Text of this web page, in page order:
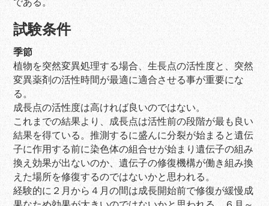
試験条件
季節
植物を突然変異処理する場合、生長点の活性度と、突然
変異薬剤の活性時間が最適に適合させる事が重要にな
る。
成長点の活性度は高ければ良いのではない。
これまでの結果より、成長点は活性前の段階が最も良い
結果を得ている。推測するに盛んに分裂が始まると遺伝
子に作用する前に染色体の組合せが始まり遺伝子の組み
換え効果が出ないのか、遺伝子の修復機構が働き組み換
えた場所を修復するのではないかと思われる。
経験的に２月から４月の間は成長開始前で修復が緩慢成